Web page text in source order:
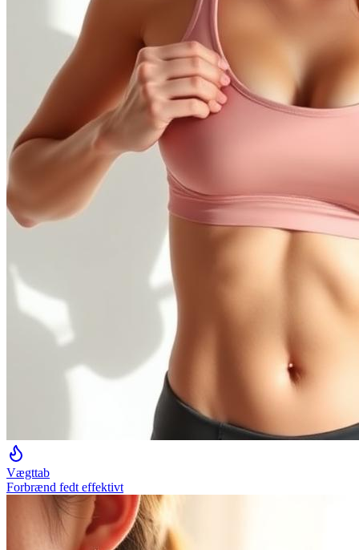
Vægttab
Forbrænd fedt effektivt